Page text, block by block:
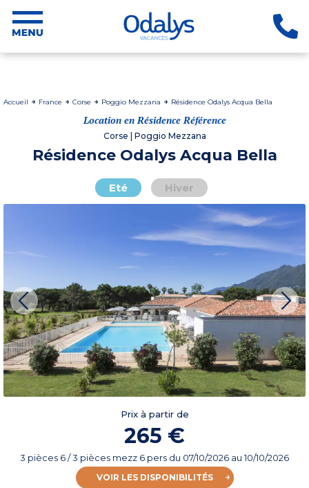
Accueil France Corse Poggio Mezzana Résidence Odalys Acqua Bella
Location en Résidence Référence
Corse | Poggio Mezzana
Résidence Odalys Acqua Bella
Eté Hiver
Prix à partir de
265 €
3 pièces 6 / 3 pièces mezz 6 pers du 07/10/2026 au 10/10/2026
VOIR LES DISPONIBILITÉS